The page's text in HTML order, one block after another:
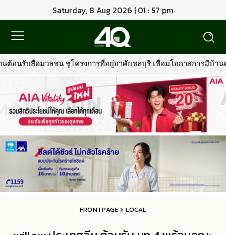
Saturday, 8 Aug 2026 | 01 : 57 pm
ารที่อยู่อาศัยชลบุรี เชื่อมโอกาสการมีบ้านคุณภาพ รองรับการเติบโต
FRONTPAGE LOCAL